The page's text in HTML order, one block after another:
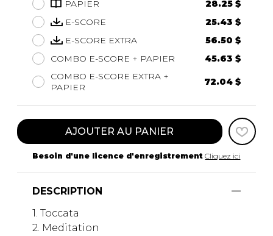
PAPIER
28.25 $
E-SCORE
25.43 $
E-SCORE EXTRA
56.50 $
COMBO E-SCORE + PAPIER
45.63 $
COMBO E-SCORE EXTRA +
PAPIER
72.04 $
AJOUTER AU PANIER
Besoin d'une licence d'enregistrement Cliquez ici
DESCRIPTION
1. Toccata
2. Meditation